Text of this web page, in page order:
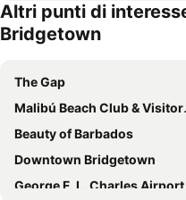
All Seasons Resort Europa
Time Out Hotel
Courtyard by Marriott Bridgetown, Barbados
Pirate's Inn
Meridian Inn
OceanBlue Resort
Coral Mist Beach Hotel
Altri punti di
Bridgetown
The Gap
Malibú Beach Club & Visitors Center
Beauty of Barbados
Downtown Bridgetown
George F. L. Charles Airport